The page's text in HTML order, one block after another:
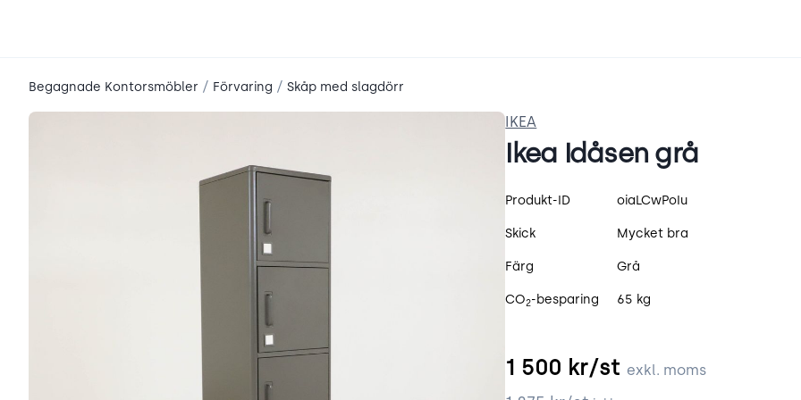
Begagnade Kontorsmöbler / Förvaring / Skåp med slagdörr
IKEA
Ikea Idåsen grå
Produktspecifikation
Produkt-ID oiaLCwPoIu
Skick Mycket bra
Färg Grå
CO2-besparing 65 kg
1 500 kr/st exkl. moms